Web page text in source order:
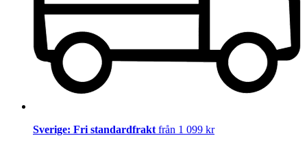
Sverige: Fri standardfrakt från 1 099 kr